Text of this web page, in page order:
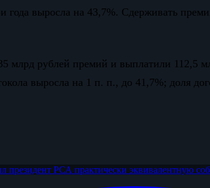
года выросла на 43,7%. Сдерживать
млрд рублей премий и выплатили
выросла на 1 п. п., до 41,7%; доля
президент РСА практически эквивалентную